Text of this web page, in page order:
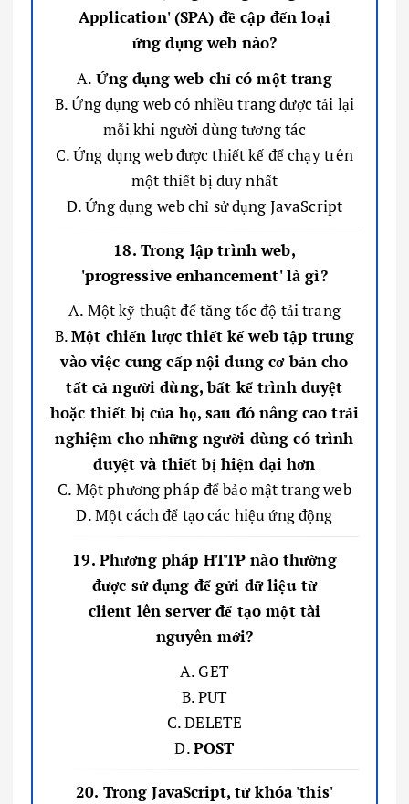
Application' (SPA) đề cập đến loại
ứng dụng web nào?
A. Ứng dụng web chỉ có một trang
B. Ứng dụng web có nhiều trang được tải lại
mỗi khi người dùng tương tác
C. Ứng dụng web được thiết kế để chạy trên
một thiết bị duy nhất
D. Ứng dụng web chỉ sử dụng JavaScript
18. Trong lập trình web,
'progressive enhancement' là gì?
A. Một kỹ thuật để tăng tốc độ tải trang
B.Một chiến lược thiết kế web tập trung
vào việc cung cấp nội dung cơ bản cho
tất cả người dùng, bất kể trình duyệt
hoặc thiết bị của họ, sau đó nâng cao trải
nghiệm cho những người dùng có trình
duyệt và thiết bị hiện đại hơn
C. Một phương pháp để bảo mật trang web
D. Một cách để tạo các hiệu ứng động
19. Phương pháp HTTP nào thường
được sử dụng để gửi dữ liệu từ
client lên server để tạo một tài
nguyên mới?
A. GET
B. PUT
C. DELETE
D.POST
20. Trong JavaScript, từ khóa 'this'